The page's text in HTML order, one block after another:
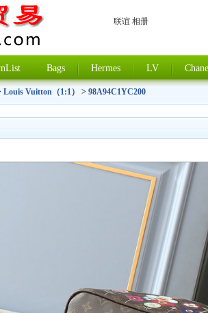
联谊 相册
Bags Hermes LV
Louis Vuitton（1:1） > 98A94C1YC200
上一张